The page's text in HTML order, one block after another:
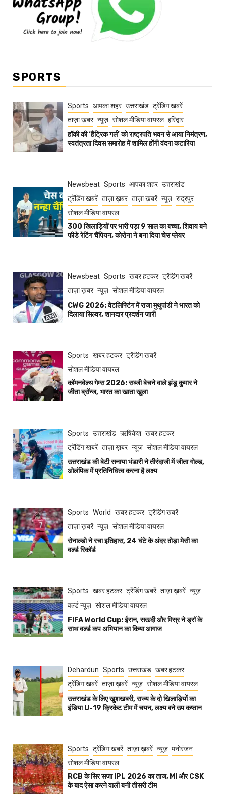
SPORTS
Sports आपका शहर उत्तराखंड ट्रेंडिंग खबरें
ताज़ा ख़बर न्यूज़ सोशल मीडिया वायरल हरिद्वार
हॉकी की ‘हैट्रिक गर्ल’ को राष्ट्रपति भवन से आया निमंत्रण,
स्वतंत्रता दिवस समारोह में शामिल होंगी वंदना कटारिया
Newsbeat Sports आपका शहर उत्तराखंड
ट्रेंडिंग खबरें ताज़ा ख़बर ताज़ा ख़बरें न्यूज़ रुद्रपुर
सोशल मीडिया वायरल
300 खिलाड़ियों पर भारी पड़ा 9 साल का बच्चा, शिवाय बने
फीडे रेटिंग चैंपियन, कोरोना ने बना दिया चेस प्लेयर
Newsbeat Sports खबर हटकर ट्रेंडिंग खबरें
ताज़ा ख़बर न्यूज़ सोशल मीडिया वायरल
CWG 2026: वेटलिफ्टिंग में राजा मुथुपांडी ने भारत को
दिलाया सिल्वर, शानदार प्रदर्शन जारी
Sports खबर हटकर ट्रेंडिंग खबरें
सोशल मीडिया वायरल
कॉमनवेल्थ गेम्स 2026: सब्जी बेचने वाले झंडू कुमार ने
जीता ब्रॉन्ज, भारत का खाता खुला
Sports उत्तराखंड ऋषिकेश खबर हटकर
ट्रेंडिंग खबरें ताज़ा ख़बर न्यूज़ सोशल मीडिया वायरल
उत्तराखंड की बेटी सनाया भंडारी ने तीरंदाजी में जीता गोल्ड,
ओलंपिक में प्रतिनिधित्व करना है लक्ष्य
Sports World खबर हटकर ट्रेंडिंग खबरें
ताज़ा ख़बरें न्यूज़ सोशल मीडिया वायरल
रोनाल्डो ने रचा इतिहास, 24 घंटे के अंदर तोड़ा मेसी का
वर्ल्ड रिकॉर्ड
Sports खबर हटकर ट्रेंडिंग खबरें ताज़ा ख़बरें न्यूज़
वर्ल्ड न्यूज़ सोशल मीडिया वायरल
FIFA World Cup: ईरान, सऊदी और मिस्र ने ड्रॉ के
साथ वर्ल्ड कप अभियान का किया आगाज
Dehardun Sports उत्तराखंड खबर हटकर
ट्रेंडिंग खबरें ताज़ा ख़बरें न्यूज़ सोशल मीडिया वायरल
उत्तराखंड के लिए खुशखबरी, राज्य के दो खिलाड़ियों का
इंडिया U-19 क्रिकेट टीम में चयन, लक्ष्य बने उप कप्तान
Sports ट्रेंडिंग खबरें ताज़ा ख़बरें न्यूज़ मनोरंजन
सोशल मीडिया वायरल
RCB के सिर सजा IPL 2026 का ताज, MI और CSK
के बाद ऐसा करने वाली बनी तीसरी टीम